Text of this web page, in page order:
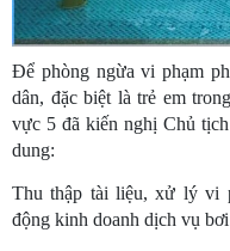
Để phòng ngừa vi phạm
dân, đặc biệt là trẻ em
vực 5 đã kiến nghị Chủ
dung:
Thu thập tài liệu, xử lý vi
động kinh doanh dịch vụ